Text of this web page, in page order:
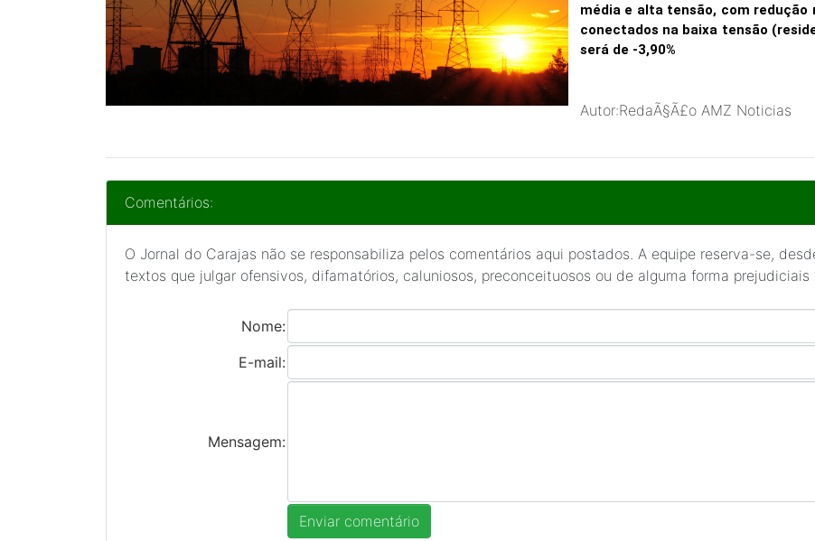
média e alta tensão, com redução
conectados na baixa tensão
será de -3,90%
Autor:RedaÃ§Ã£o AMZ Noticias
Comentários:
O Jornal do Carajas não se responsabiliza pelos comentários aqui postados. A equipe reserva-se,
textos que julgar ofensivos, difamatórios, caluniosos, preconceituosos ou de alguma forma prejudiciais
Nome:
E-mail:
Mensagem: